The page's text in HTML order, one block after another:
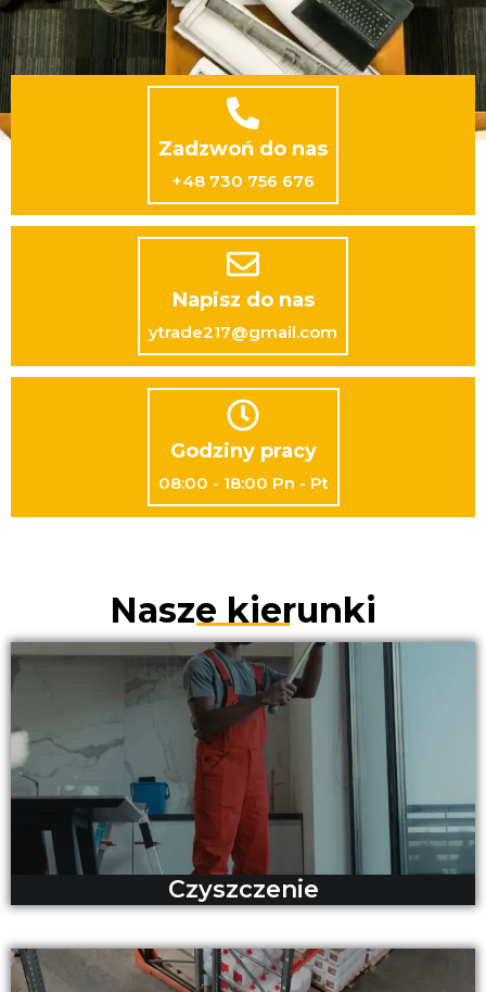
Zadzwoń do nas
+48 730 756 676
Napisz do nas
ytrade217@gmail.com
Godziny pracy
08:00 - 18:00 Pn - Pt
Nasze kierunki
Czyszczenie